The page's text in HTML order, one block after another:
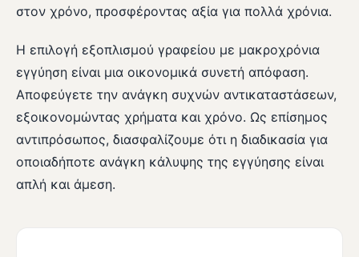
στον χρόνο, προσφέροντας αξία για πολλά χρόνια.
Η επιλογή εξοπλισμού γραφείου με μακροχρόνια
εγγύηση είναι μια οικονομικά συνετή απόφαση.
Αποφεύγετε την ανάγκη συχνών αντικαταστάσεων,
εξοικονομώντας χρήματα και χρόνο. Ως επίσημος
αντιπρόσωπος, διασφαλίζουμε ότι η διαδικασία για
οποιαδήποτε ανάγκη κάλυψης της εγγύησης είναι
απλή και άμεση.